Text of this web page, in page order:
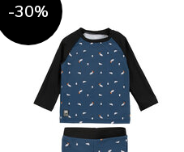
-30%